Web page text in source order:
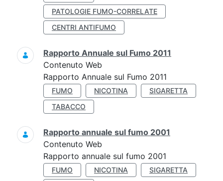
PATOLOGIE FUMO-CORRELATE
CENTRI ANTIFUMO
Rapporto Annuale sul Fumo 2011
Contenuto Web
Rapporto Annuale sul Fumo 2011
FUMO NICOTINA
SIGARETTA
TABACCO
Rapporto annuale sul fumo 2001
Contenuto Web
Rapporto annuale sul fumo 2001
FUMO NICOTINA
SIGARETTA